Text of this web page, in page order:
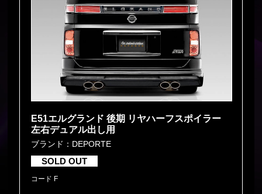
E51エルグランド 後期 リヤハーフスポイラー
左右デュアル出し用
ブランド：DEPORTE
SOLD OUT
コード F